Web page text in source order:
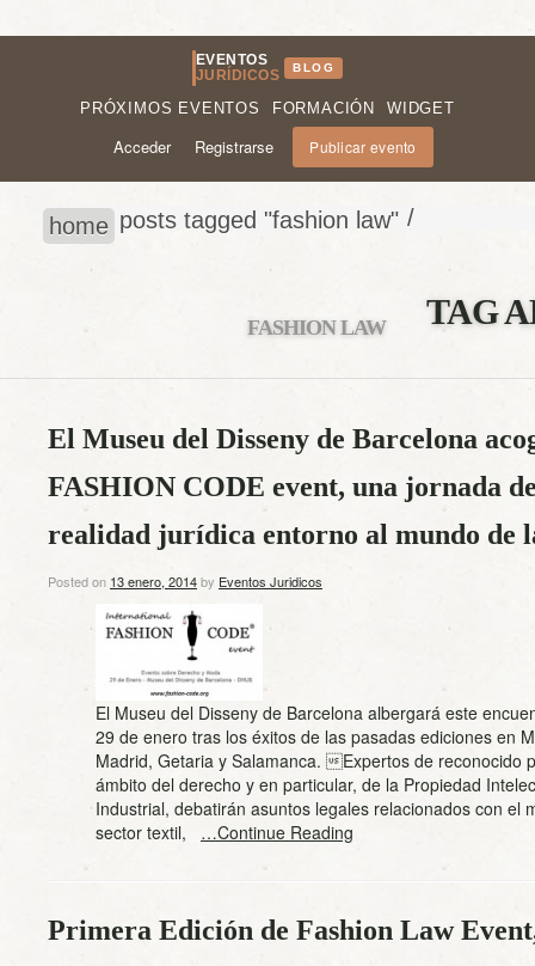
EVENTOS
JURÍDICOS
BLOG
PRÓXIMOS EVENTOS FORMACIÓN WIDGET
Acceder Registrarse Publicar evento
home /
posts tagged "fashion law"
TAG
FASHION LAW
El Museu del Disseny de Barcelona
FASHION CODE event, una jornada
realidad jurídica entorno al mundo de
Posted on 13 enero, 2014by Eventos Juridicos
El Museu del Disseny de Barcelona albergará este
29 de enero tras los éxitos de las pasadas ediciones en
Madrid, Getaria y Salamanca. Expertos de reconocido
ámbito del derecho y en particular, de la Propiedad
Industrial, debatirán asuntos legales relacionados con el
sector textil, …Continue Reading
Primera Edición de Fashion Law